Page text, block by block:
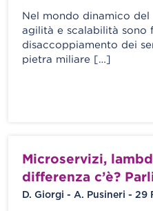
Nel mondo dinamico
agilità e scalabilità sono
disaccoppiamento dei
pietra miliare […]
Microservizi,
differenza c’è?
D. Giorgi - A. Pusineri - 29